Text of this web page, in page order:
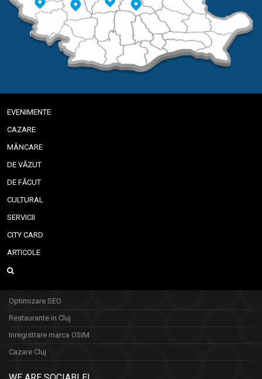
EVENIMENTE
CAZARE
MÂNCARE
DE VĂZUT
DE FĂCUT
CULTURAL
SERVICII
CITY CARD
ARTICOLE
Optimizare SEO
Restaurante in Cluj
Inregistrare marca OSIM
Cazare Cluj